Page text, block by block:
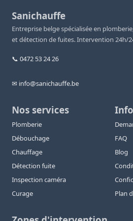
Sanichauffe
Entreprise belge spécialisée en
et détection de fuites. Intervention 24h/
📞 0472 53 24 26
✉ info@sanichauffe.be
Nos services
Plomberie
Débouchage
Chauffage
Détection fuite
Inspection caméra
Curage
FAQ
Blog
Plan